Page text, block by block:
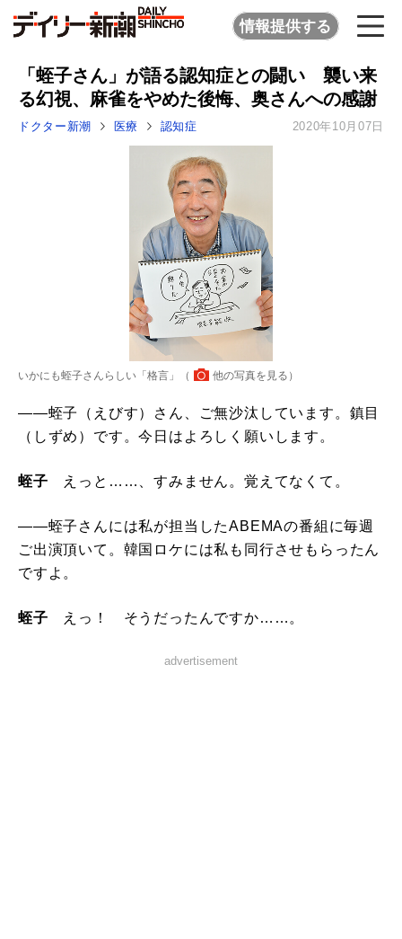
情報提供する
「蛭子さん」が語る認知症との闘い 襲い来
る幻視、麻雀をやめた後悔、奥さんへの感謝
ドクター新潮 医療 認知症 2020年10月07日
いかにも蛭子さんらしい「格言」（ 他の写真を見る ）
――蛭子（えびす）さん、ご無沙汰しています。鎮目
（しずめ）です。今日はよろしく願いします。
蛭子 えっと……、すみません。覚えてなくて。
――蛭子さんには私が担当したABEMAの番組に毎週
ご出演頂いて。韓国ロケには私も同行させもらったん
ですよ。
蛭子 えっ！ そうだったんですか……。
advertisement